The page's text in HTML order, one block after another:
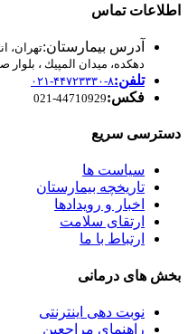
اطلاعات تماس
آدرس بیمارستان:تهران،
دهكده، ميدان المپيك ،
تلفن:۸-۴۴۷۲۳۳۳۰-۰۲۱
فکس:44710929-021
دسترسی سریع
سیاست ها
تاریخچه بیمارستان
اخبار و رویدادها
ارتقای سلامت
ارتباط با ما
بخش های درمانی
نوبت دهی اینترنتی
راهنمای مراجعین